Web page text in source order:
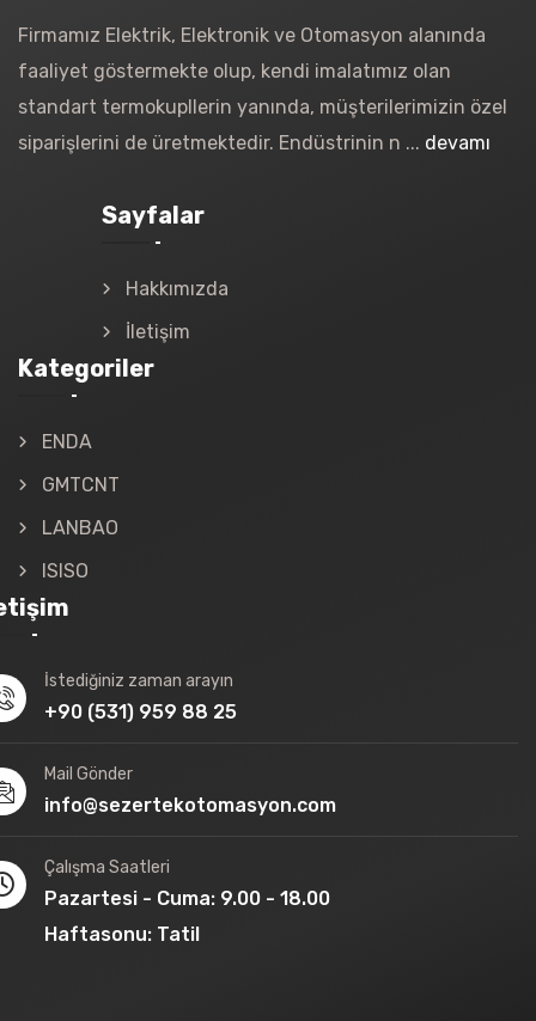
Firmamız Elektrik, Elektronik ve Otomasyon alanında
faaliyet göstermekte olup, kendi imalatımız olan
standart termokupllerin yanında, müşterilerimizin özel
siparişlerini de üretmektedir. Endüstrinin n ... devamı
Sayfalar
Hakkımızda
İletişim
Kategoriler
ENDA
GMTCNT
LANBAO
ISISO
İstediğiniz zaman arayın
+90 (531) 959 88 25
Mail Gönder
info@sezertekotomasyon.com
Çalışma Saatleri
Pazartesi - Cuma: 9.00 - 18.00
Haftasonu: Tatil